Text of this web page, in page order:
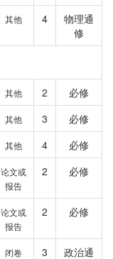
其他 4
物理通
修
其他 2
必修
其他 3
必修
其他 4
必修
论文或
报告
2 必修
论文或
报告
2 必修
闭卷 3 政治通